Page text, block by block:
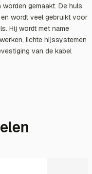
gemaakt. De huls
wordt veel gebruikt voor
Hij wordt met name
lichte hijssystemen
van de kabel